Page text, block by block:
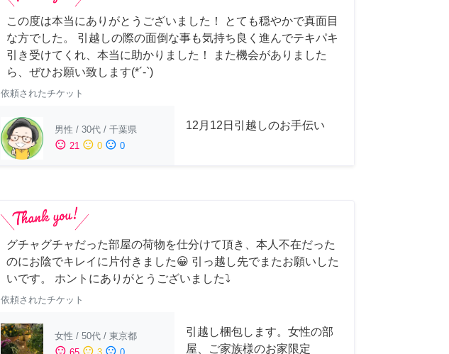
この度は本当にありがとうございました！ とても穏やかで真面目
な方でした。 引越しの際の面倒な事も気持ち良く進んでテキパキ
引き受けてくれ、本当に助かりました！ また機会がありました
ら、ぜひお願い致します(*´-`)
依頼されたチケット
男性 / 30代 / 千葉県
sentiment_satisfied 21 sentiment_neutral 0 sentiment_dissatisfied 0
12月12日引越しのお手伝い
グチャグチャだった部屋の荷物を仕分けて頂き、本人不在だった
のにお陰でキレイに片付きました😀 引っ越し先でまたお願いした
いです。 ホントにありがとうございました⤵
依頼されたチケット
女性 / 50代 / 東京都
sentiment_satisfied sentiment_neutral sentiment_dissatisfied
引越し梱包します。女性の部
屋、ご家族様のお家限定